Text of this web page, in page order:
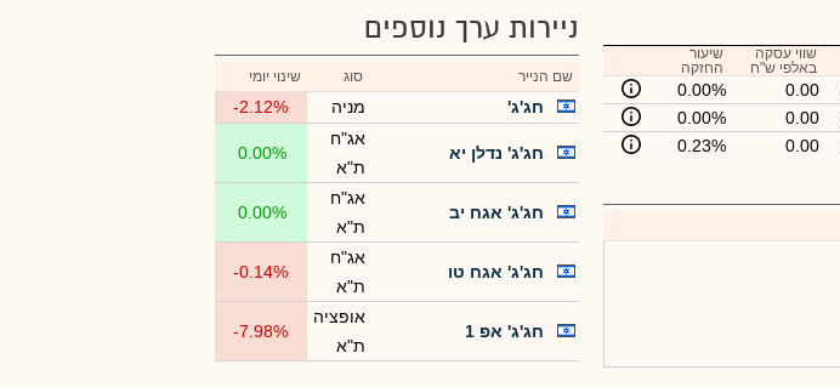
שווי עסקה
באלפי ש"ח
שיעור
החזקה
0.00
0.00%
0.00
0.00%
0.00
0.23%
ניירות ערך נוספים
שם הנייר סוג שינוי יומי
חג'ג' מניה -2.12%
חג'ג' נדלן יא
אג"ח
ת"א
0.00%
חג'ג' אגח יב
אג"ח
ת"א
0.00%
חג'ג' אגח טו
אג"ח
ת"א
-0.14%
חג'ג' אפ 1
אופציה
ת"א
-7.98%